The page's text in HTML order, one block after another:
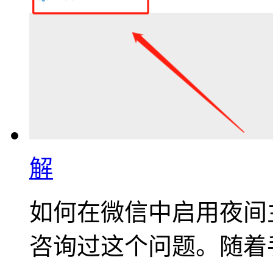
解
如何在微信中启用夜
咨询过这个问题。随